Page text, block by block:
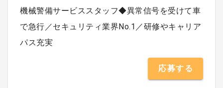
機械警備サービススタッフ◆異常信号を受けて車
で急行／セキュリティ業界No.1／研修やキャリア
パス充実
応募する